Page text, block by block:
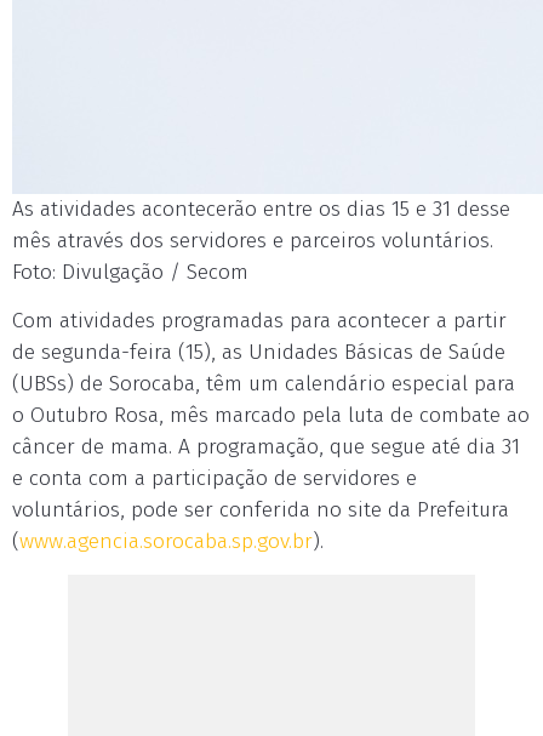
As atividades acontecerão entre os dias 15 e 31 desse
mês através dos servidores e parceiros voluntários.
Foto: Divulgação / Secom
Com atividades programadas para acontecer a partir
de segunda-feira (15), as Unidades Básicas de Saúde
(UBSs) de Sorocaba, têm um calendário especial para
o Outubro Rosa, mês marcado pela luta de combate ao
câncer de mama. A programação, que segue até dia 31
e conta com a participação de servidores e
voluntários, pode ser conferida no site da Prefeitura
(www.agencia.sorocaba.sp.gov.br).